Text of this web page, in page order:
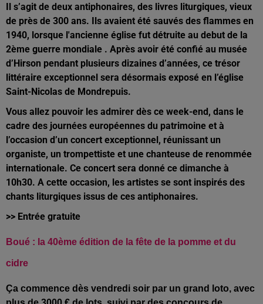
Il s’agit de deux antiphonaires, des livres liturgiques, vieux
de près de 300 ans. Ils avaient été sauvés des flammes en
1940, lorsque l'ancienne église fut détruite au debut de la
2ème guerre mondiale . Après avoir été confié au musée
d’Hirson pendant plusieurs dizaines d’années, ce trésor
littéraire exceptionnel sera désormais exposé en l’église
Saint-Nicolas de Mondrepuis.
Vous allez pouvoir les admirer dès ce week-end, dans le
cadre des journées européennes du patrimoine et à
l’occasion d’un concert exceptionnel, réunissant un
organiste, un trompettiste et une chanteuse de renommée
internationale. Ce concert sera donné ce dimanche à
10h30. A cette occasion, les artistes se sont inspirés des
chants liturgiques issus de ces antiphonaires.
>> Entrée gratuite
Boué : la 40ème édition de la fête de la pomme et du
cidre
Ça commence dès vendredi soir par un grand loto, avec